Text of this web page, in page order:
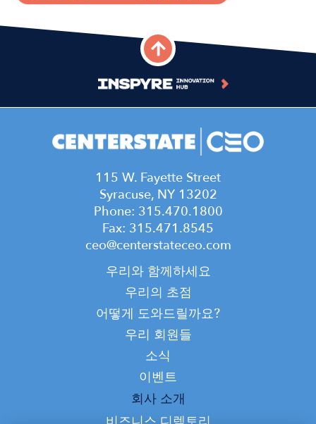
115 W. Fayette Street
Syracuse, NY 13202
Phone: 315.470.1800
Fax: 315.471.8545
ceo@centerstateceo.com
우리와 함께하세요
우리의 초점
어떻게 도와드릴까요?
우리 회원들
소식
이벤트
회사 소개